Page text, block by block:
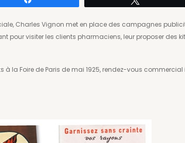
Charles Vignon met en place des campagnes
pour visiter les clients pharmaciens, leur proposer des
à la Foire de Paris de mai 1925, rendez-vous